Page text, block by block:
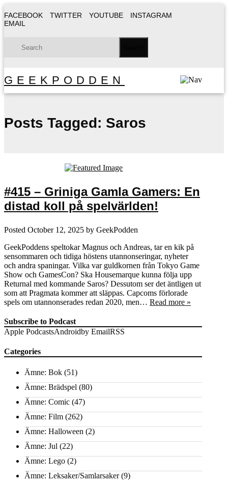
FACEBOOK TWITTER YOUTUBE
INSTAGRAM
EMAIL
GEEKPODDEN
Posts Tagged: Saros
#415 – Griniga Gamla Gamers: En
distad koll på spelvärlden!
Posted October 12, 2025 by GeekPodden
GeekPoddens speltokar Magnus och Andreas, tar en kik på
sensommaren och tidiga höstens utannonseringar, nyheter
och andra spaningar. Vilka var guldkornen från Tokyo Game
Show och GamesCon? Ska Housemarque kunna följa upp
Returnal med kommande Saros? Dessutom ser det äntligen ut
som att Pragmata kommer att släppas. Capcoms förlorade
spels om utannonserades redan 2020, men… Read more »
Subscribe to Podcast
Apple PodcastsAndroidby EmailRSS
Categories
Ämne: Bok (51)
Ämne: Brädspel (80)
Ämne: Comic (47)
Ämne: Film (262)
Ämne: Halloween (2)
Ämne: Jul (22)
Ämne: Lego (2)
Ämne: Leksaker/Samlarsaker(9)